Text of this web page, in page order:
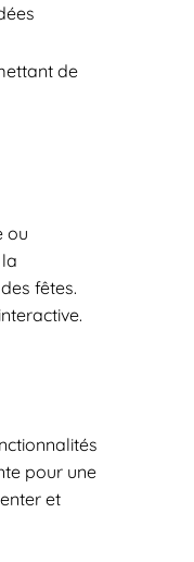
de
ou
fêtes.
pour une
et